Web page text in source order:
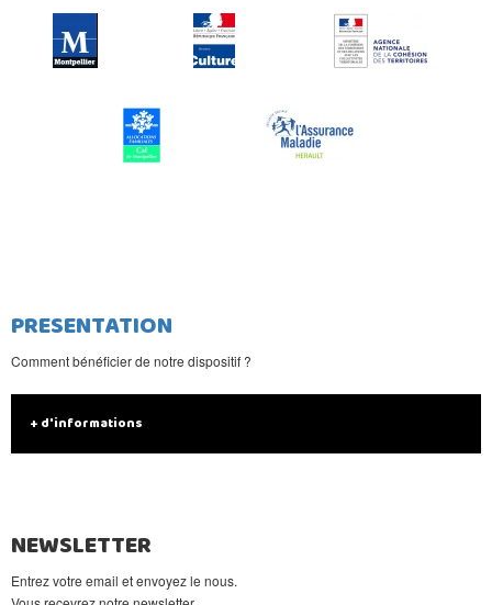
PRESENTATION
Comment bénéficier de notre dispositif ?
+ d'informations
NEWSLETTER
Entrez votre email et envoyez le nous.